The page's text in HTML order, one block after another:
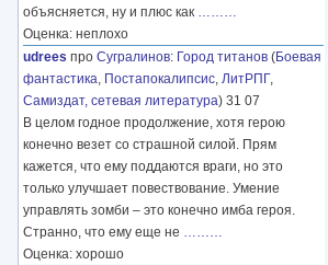
объясняется, ну и плюс как ………
Оценка: неплохо
udrees про Сугралинов: Город титанов (Боевая
фантастика, Постапокалипсис, ЛитРПГ,
Самиздат, сетевая литература) 31 07
В целом годное продолжение, хотя герою
конечно везет со страшной силой. Прям
кажется, что ему поддаются враги, но это
только улучшает повествование. Умение
управлять зомби – это конечно имба героя.
Странно, что ему еще не ………
Оценка: хорошо